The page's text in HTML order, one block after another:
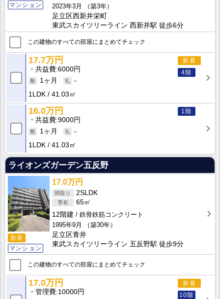
マンション
2023年3月
（築3年）
足立区西新井栄町
東武スカイツリーライン 西新井駅 徒歩6分
この建物のすべての部屋にまとめてチェック
新着
4階
17.7万円
共益費 6000円
1ヶ月
-
1LDK
41.03㎡
1階
16.0万円
共益費 9000円
1ヶ月
-
1LDK
41.03㎡
ライオンズガーデン五反野
新着
マンション
17.0万円
2SLDK
65㎡
12階建
鉄骨鉄筋コンクリート
1995年9月
（築30年）
足立区青井
東武スカイツリーライン 五反野駅 徒歩9分
この建物のすべての部屋にまとめてチェック
新着
10階
17.0万円
管理費 10000円